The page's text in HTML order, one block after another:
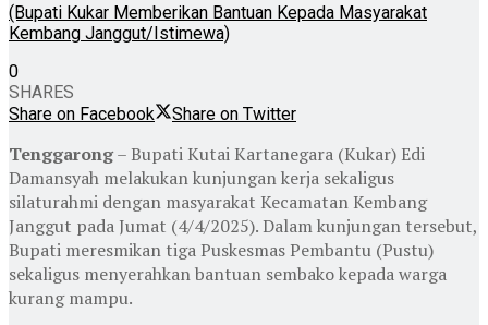
(Bupati Kukar Memberikan Bantuan Kepada Masyarakat
Kembang Janggut/Istimewa)
0
SHARES
Share on Facebook
Share on Twitter
Tenggarong– Bupati Kutai Kartanegara (Kukar) Edi
Damansyah melakukan kunjungan kerja sekaligus
silaturahmi dengan masyarakat Kecamatan Kembang
Janggut pada Jumat (4/4/2025). Dalam kunjungan tersebut,
Bupati meresmikan tiga Puskesmas Pembantu (Pustu)
sekaligus menyerahkan bantuan sembako kepada warga
kurang mampu.